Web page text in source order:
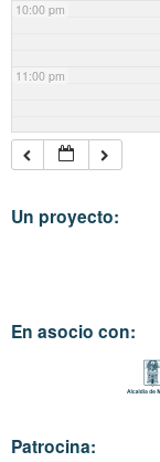
10:00 pm
11:00 pm
Un proyecto:
En asocio con:
Patrocina: